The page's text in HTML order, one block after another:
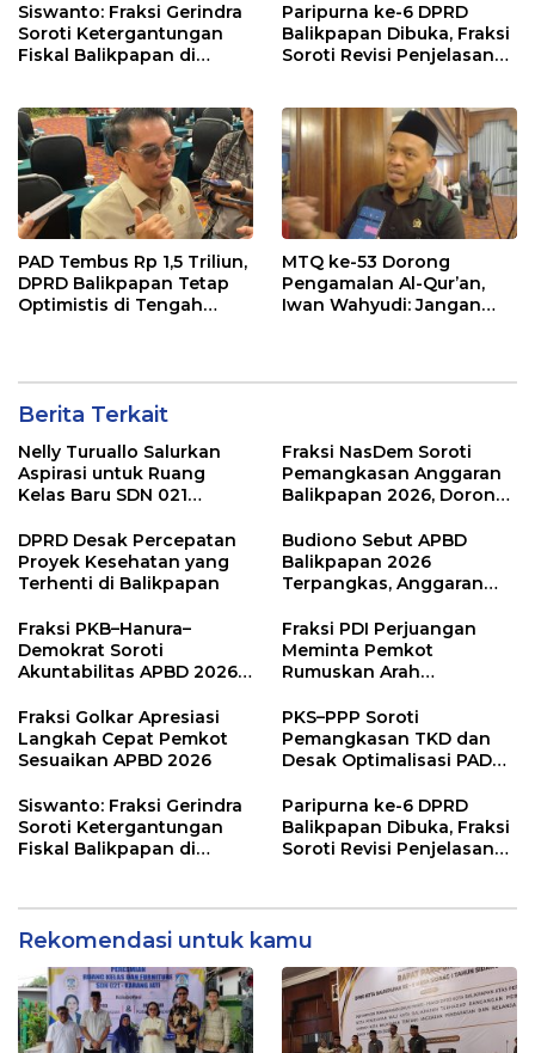
Siswanto: Fraksi Gerindra
Soroti Ketergantungan
Fiskal Balikpapan di
Paripurna ke-6 DPRD
Balikpapan Dibuka, Fraksi
Soroti Revisi Penjelasan
PAD Tembus Rp 1,5 Triliun,
DPRD Balikpapan Tetap
Optimistis di Tengah
MTQ ke-53 Dorong
Pengamalan Al-Qur’an,
Iwan Wahyudi: Jangan
Berita Terkait
Nelly Turuallo Salurkan
Aspirasi untuk Ruang
Kelas Baru SDN 021
Fraksi NasDem Soroti
Pemangkasan Anggaran
Balikpapan 2026, Dorong
Publik
DPRD Desak Percepatan
Proyek Kesehatan yang
Terhenti di Balikpapan
Budiono Sebut APBD
Balikpapan 2026
Terpangkas, Anggaran
Fraksi PKB–Hanura–
Demokrat Soroti
Akuntabilitas APBD 2026
Pengawasan Belanja
Modal
Fraksi PDI Perjuangan
Meminta Pemkot
Rumuskan Arah
Terukur sebagai
Penyangga IKN
Fraksi Golkar Apresiasi
Langkah Cepat Pemkot
Sesuaikan APBD 2026
PKS–PPP Soroti
Pemangkasan TKD dan
Desak Optimalisasi PAD
Balikpapan 2026
Siswanto: Fraksi Gerindra
Soroti Ketergantungan
Fiskal Balikpapan di
Paripurna ke-6 DPRD
Balikpapan Dibuka, Fraksi
Soroti Revisi Penjelasan
Rekomendasi untuk kamu